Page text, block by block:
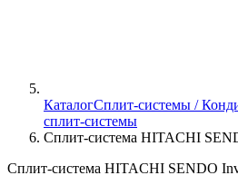
КаталогСплит-системы /
сплит-системы
Сплит-система HITACHI
Сплит-система HITACHI SENDO